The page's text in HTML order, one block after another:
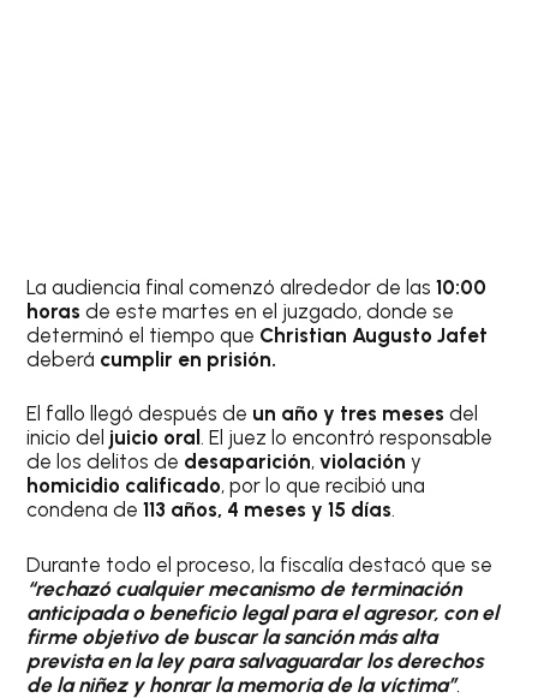
La audiencia final comenzó alrededor de las10:00
horas de este martes en el juzgado, donde se
determinó el tiempo que Christian Augusto Jafet
deberá cumplir en prisión.
El fallo llegó después de un año y tres meses del
inicio del juicio oral. El juez lo encontró responsable
de los delitos de desaparición,violación y
homicidio calificado, por lo que recibió una
condena de113 años, 4 meses y 15 días.
Durante todo el proceso, la fiscalía destacó que se
“rechazó cualquier mecanismo de terminación
anticipada o beneficio legal para el agresor, con el
firme objetivo de buscar la sanción más alta
prevista en la ley para salvaguardar los derechos
de la niñez y honrar la memoria de la víctima”.